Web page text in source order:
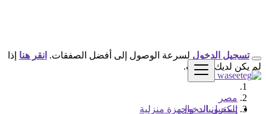
تسجيل الدخول
تسجيل الدخول لسرعة الوصول إلى أفضل الصفقات. انقر هنا إذا
لم يكن لديك حساب.
مصر
إلكترونيات واجهزة منزلية